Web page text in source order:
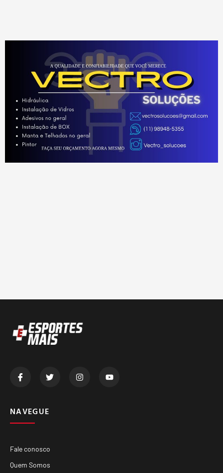
NAVEGUE
Fale conosco
Quem Somos